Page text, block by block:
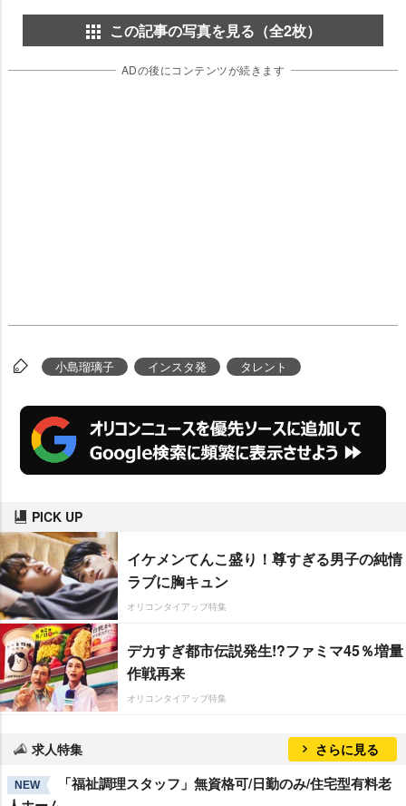
この記事の写真を見る（全2枚）
ADの後にコンテンツが続きます
小島瑠璃子 インスタ発 タレント
PICK UP
イケメンてんこ盛り！尊すぎる男子の純情
ラブに胸キュン
オリコンタイアップ特集
デカすぎ都市伝説発生!?ファミマ45％増量
作戦再来
オリコンタイアップ特集
求人特集 さらに見る
NEW
「福祉調理スタッフ」無資格可/日勤のみ/住宅型有料老